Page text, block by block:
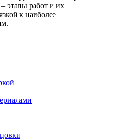
этапы работ и их
к наиболее